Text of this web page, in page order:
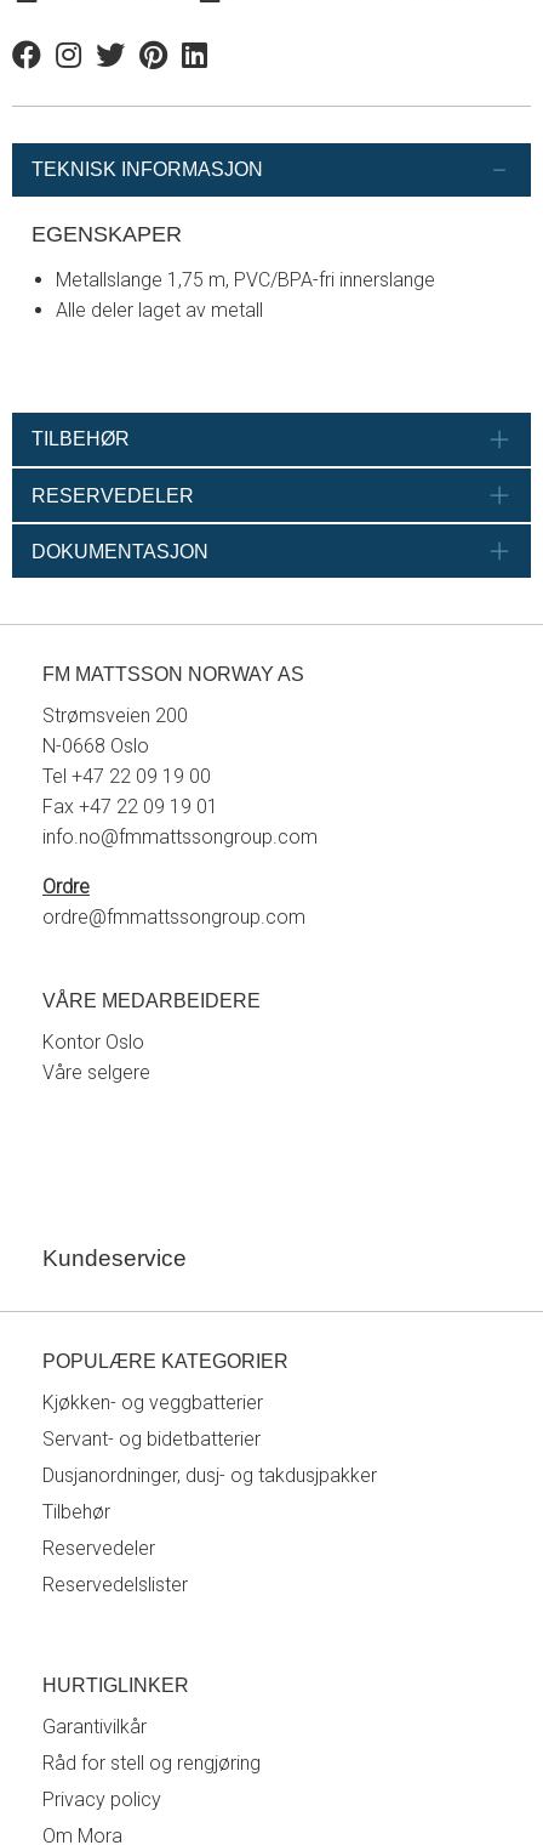
FacebookInstagram
TwitterPinterestLinkedin
TEKNISK INFORMASJON
EGENSKAPER
Metallslange 1,75 m, PVC/BPA-fri innerslange
Alle deler laget av metall
TILBEHØR
RESERVEDELER
DOKUMENTASJON
FM MATTSSON NORWAY AS
Strømsveien 200
N-0668 Oslo
Tel +47 22 09 19 00
Fax +47 22 09 19 01
info.no@fmmattssongroup.com
Ordre
ordre@fmmattssongroup.com
VÅRE MEDARBEIDERE
Kontor Oslo
Våre selgere
Kundeservice
POPULÆRE KATEGORIER
Kjøkken- og veggbatterier
Servant- og bidetbatterier
Dusjanordninger, dusj- og takdusjpakker
Tilbehør
Reservedeler
Reservedelslister
HURTIGLINKER
Garantivilkår
Råd for stell og rengjøring
Privacy policy
Om Mora